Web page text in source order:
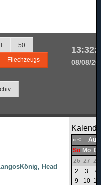
50
Fliechzeugs 08/08/
Head
« <
So Mo Di
26 27 28
2
3
4
9
10 11